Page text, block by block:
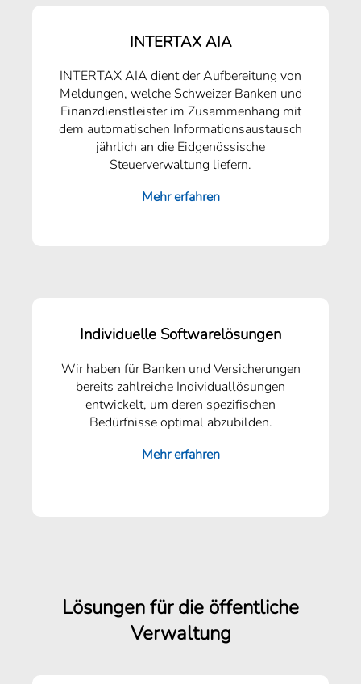
INTERTAX AIA
INTERTAX AIA dient der Aufbereitung von
Meldungen, welche Schweizer Banken und
Finanzdienstleister im Zusammenhang mit
dem automatischen Informationsaustausch
jährlich an die Eidgenössische
Steuerverwaltung liefern.
Mehr erfahren
Individuelle Softwarelösungen
Wir haben für Banken und Versicherungen
bereits zahlreiche Individuallösungen
entwickelt, um deren spezifischen
Bedürfnisse optimal abzubilden.
Mehr erfahren
Lösungen für die öffentliche
Verwaltung